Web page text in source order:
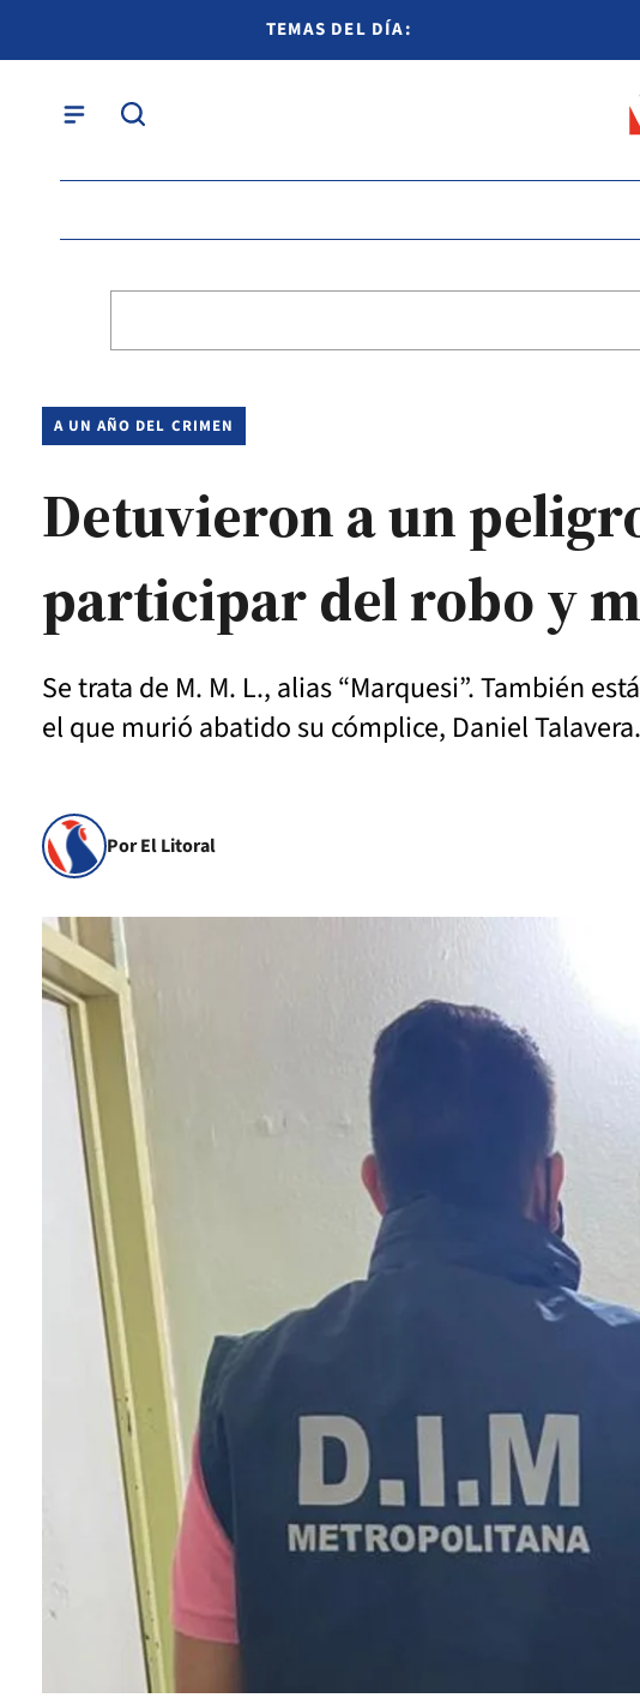
TEMAS DEL DÍA:
A UN AÑO DEL CRIMEN
Detuvieron a un
participar del robo y
Se trata de M. M. L., alias “Marquesi”. También
el que murió abatido su cómplice, Daniel Talavera.
Por El Litoral